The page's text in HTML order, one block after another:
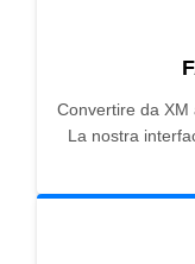
Convertire da XM
La nostra